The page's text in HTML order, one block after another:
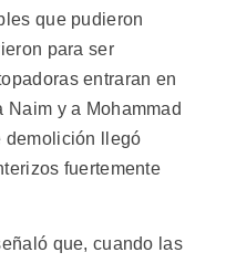
que pudieron
para ser
entraran en
y a Mohammad
demolición llegó
fuertemente
que, cuando las